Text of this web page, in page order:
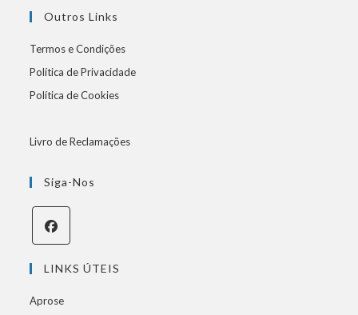
Outros Links
Termos e Condições
Política de Privacidade
Política de Cookies
Livro de Reclamações
Siga-Nos
LINKS ÚTEIS
Aprose